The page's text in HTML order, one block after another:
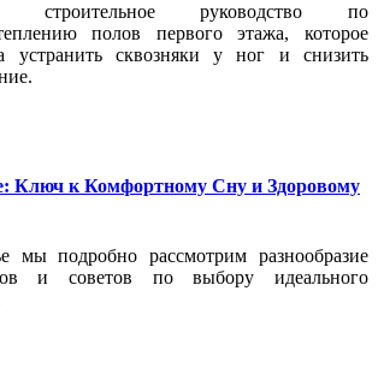
строительное руководство по
полов первого этажа, которое
устранить сквозняки у ног и снизить
Ключ к Комфортному Сну и Здоровому
мы подробно рассмотрим разнообразие
и советов по выбору идеального